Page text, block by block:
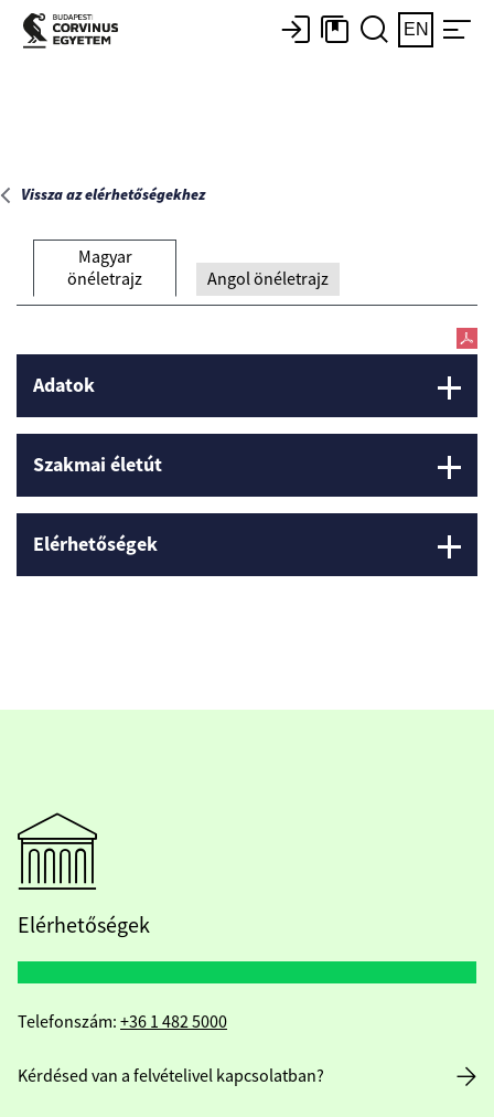
Főoldal
EN
Vissza az elérhetőségekhez
Magyar
önéletrajz
Angol önéletrajz
Adatok
Szakmai életút
Elérhetőségek
Elérhetőségek
Telefonszám: +36 1 482 5000
Kérdésed van a felvételivel kapcsolatban?